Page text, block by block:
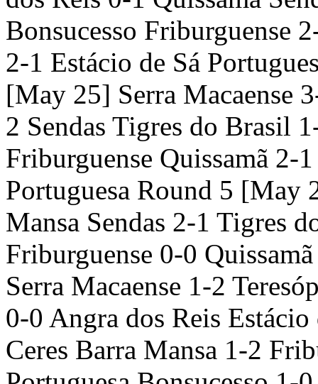
Bonsucesso Friburguense
2-1 Estácio de Sá
[May 25] Serra Macaense
2 Sendas Tigres do Brasil
Friburguense Quissamã 2-
Portuguesa Round 5 [May
Mansa Sendas 2-1 Tigres
Friburguense 0-0
Serra Macaense 1-2
0-0 Angra dos Reis Estácio
Ceres Barra Mansa 1-2